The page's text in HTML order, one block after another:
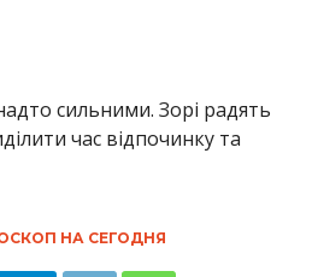
сильними. Зорі радять
час відпочинку та
НА СЕГОДНЯ